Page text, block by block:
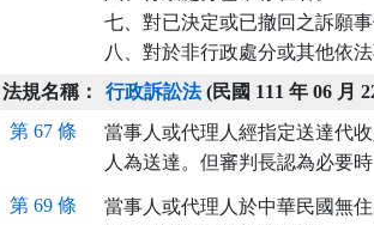
七、對已決定或已撤回之訴願
八、對於非行政處分或其他依
法規名稱：
行政訴訟法(民國 111 年 06 月
第 67 條
當事人或代理人經指定送達代
人為送達。但審判長認為必要
第 69 條
當事人或代理人於中華民國無